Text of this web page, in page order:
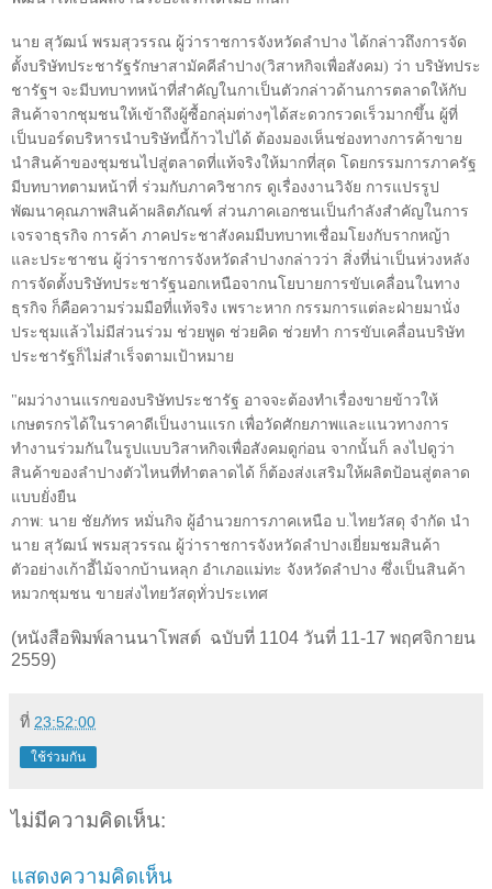
นาย สุวัฒน์ พรมสุวรรณ ผู้ว่าราชการจังหวัดลำปาง ได้กล่าวถึงการจัด
ตั้งบริษัทประชารัฐรักษาสามัคคีลำปาง(วิสาหกิจเพื่อสังคม) ว่า บริษัทประ
ชารัฐฯ จะมีบทบาทหน้าที่สำคัญในกาเป็นตัวกล่าวด้านการตลาดให้กับ
สินค้าจากชุมชนให้เข้าถึงผู้ซื้อกลุ่มต่างๆได้สะดวกรวดเร็วมากขึ้น ผู้ที่
เป็นบอร์ดบริหารนำบริษัทนี้ก้าวไปได้ ต้องมองเห็นช่องทางการค้าขาย
นำสินค้าของชุมชนไปสู่ตลาดที่แท้จริงให้มากที่สุด โดยกรรมการภาครัฐ
มีบทบาทตามหน้าที่ ร่วมกับภาควิชากร ดูเรื่องงานวิจัย การแปรรูป
พัฒนาคุณภาพสินค้าผลิตภัณฑ์ ส่วนภาคเอกชนเป็นกำลังสำคัญในการ
เจรจาธุรกิจ การค้า ภาคประชาสังคมมีบทบาทเชื่อมโยงกับรากหญ้า
และประชาชน ผู้ว่าราชการจังหวัดลำปางกล่าวว่า สิ่งที่น่าเป็นห่วงหลัง
การจัดตั้งบริษัทประชารัฐนอกเหนือจากนโยบายการขับเคลื่อนในทาง
ธุรกิจ ก็คือความร่วมมือที่แท้จริง เพราะหาก กรรมการแต่ละฝ่ายมานั่ง
ประชุมแล้วไม่มีส่วนร่วม ช่วยพูด ช่วยคิด ช่วยทำ การขับเคลื่อนบริษัท
ประชารัฐก็ไม่สำเร็จตามเป้าหมาย
"ผมว่างานแรกของบริษัทประชารัฐ อาจจะต้องทำเรื่องขายข้าวให้
เกษตรกรได้ในราคาดีเป็นงานแรก เพื่อวัดศักยภาพและแนวทางการ
ทำงานร่วมกันในรูปแบบวิสาหกิจเพื่อสังคมดูก่อน จากนั้นก็ ลงไปดูว่า
สินค้าของลำปางตัวไหนที่ทำตลาดได้ ก็ต้องส่งเสริมให้ผลิตป้อนสู่ตลาด
แบบยั่งยืน
ภาพ: นาย ชัยภัทร หมั่นกิจ ผู้อำนวยการภาคเหนือ บ.ไทยวัสดุ จำกัด นำ
นาย สุวัฒน์ พรมสุวรรณ ผู้ว่าราชการจังหวัดลำปางเยี่ยมชมสินค้า
ตัวอย่างเก้าอี้ไม้จากบ้านหลุก อำเภอแม่ทะ จังหวัดลำปาง ซึ่งเป็นสินค้า
หมวกชุมชน ขายส่งไทยวัสดุทั่วประเทศ
(หนังสือพิมพ์ลานนาโพสต์ ฉบับที่ 1104 วันที่ 11-17 พฤศจิกายน
2559)
ที่ 23:52:00
ใช้ร่วมกัน
ไม่มีความคิดเห็น:
แสดงความคิดเห็น